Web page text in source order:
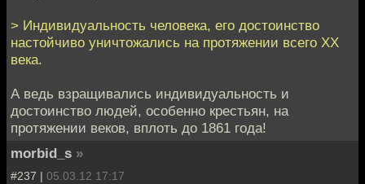
> Индивидуальность человека, его достоинство
настойчиво уничтожались на протяжении всего ХХ
века.
А ведь взращивались индивидуальность и
достоинство людей, особенно крестьян, на
протяжении веков, вплоть до 1861 года!
morbid_s »
#237 | 05.03.12 17:17